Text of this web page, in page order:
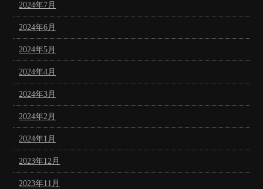
2024年7月
2024年6月
2024年5月
2024年4月
2024年3月
2024年2月
2024年1月
2023年12月
2023年11月